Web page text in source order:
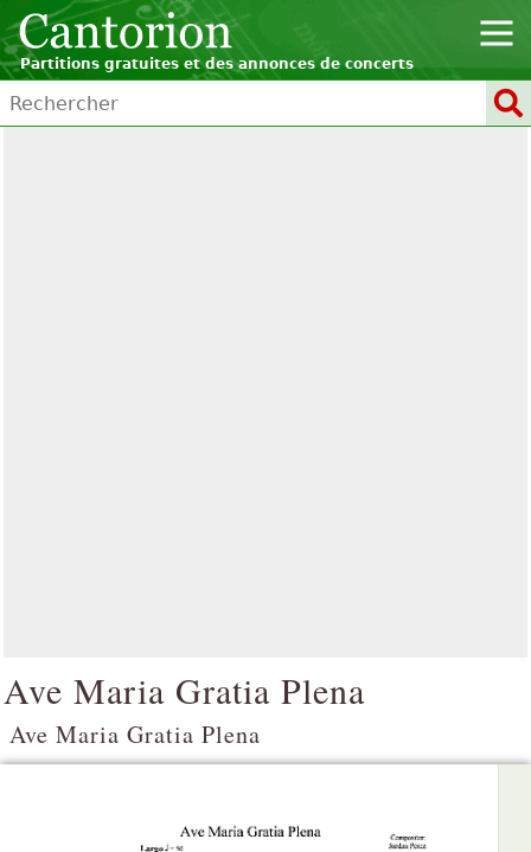
Partitions gratuites et des annonces de concerts
Ave Maria Gratia Plena
Ave Maria Gratia Plena